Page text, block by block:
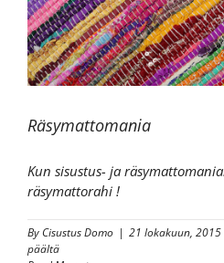
Räsymattomania
Kun sisustus- ja
räsymattorahi !
By Cisustus Domo | 21 lokakuun, 2015
päältäartikkelissa